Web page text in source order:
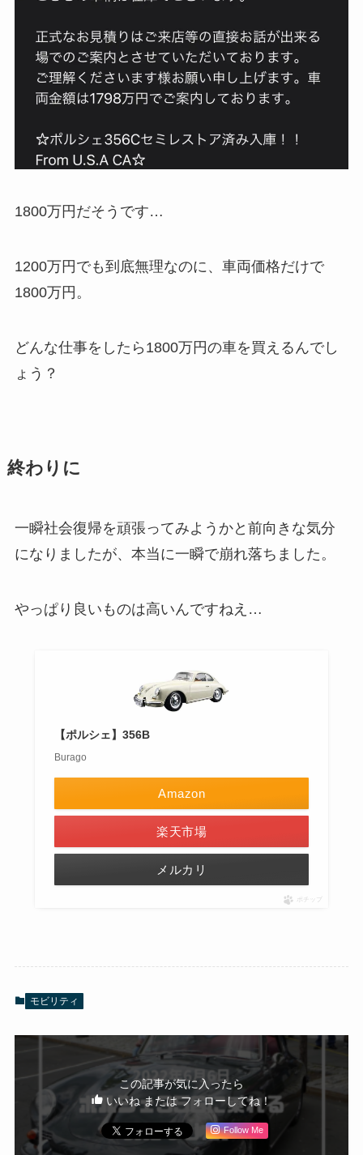
1800万円だそうです…
1200万円でも到底無理なのに、車両価格だけで
1800万円。
どんな仕事をしたら1800万円の車を買えるんでし
ょう？
終わりに
一瞬社会復帰を頑張ってみようかと前向きな気分
になりましたが、本当に一瞬で崩れ落ちました。
やっぱり良いものは高いんですねえ…
【ポルシェ】356B
Burago
Amazon
楽天市場
メルカリ
ポチップ
モビリティ
この記事が気に入ったら
いいね または フォローしてね！
Follow Me